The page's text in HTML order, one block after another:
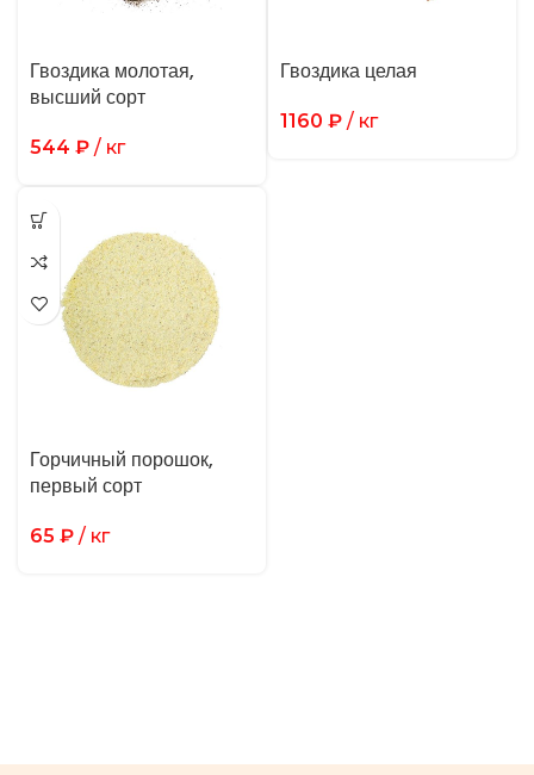
Гвоздика молотая,
высший сорт
544 ₽ / кг
Гвоздика целая
1160 ₽ / кг
Горчичный порошок,
первый сорт
65 ₽ / кг